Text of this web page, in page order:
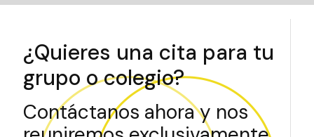
¿Quieres una cita para tu
grupo o colegio?
Contáctanos ahora y nos